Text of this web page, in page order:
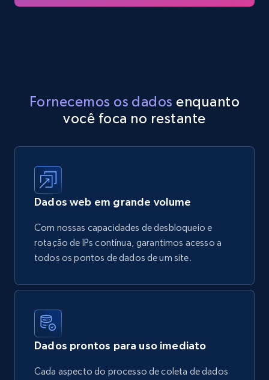
Fornecemos os dados enquanto
você foca no restante
Dados web em grande volume
Com nossas capacidades de desbloqueio e
rotação de IPs contínua, garantimos acesso a
todos os pontos de dados de um site.
Dados prontos para uso imediato
Cada aspecto do processo de coleta de dados